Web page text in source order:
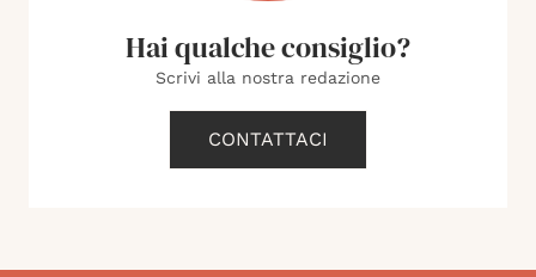
Hai qualche consiglio?
Scrivi alla nostra redazione
CONTATTACI